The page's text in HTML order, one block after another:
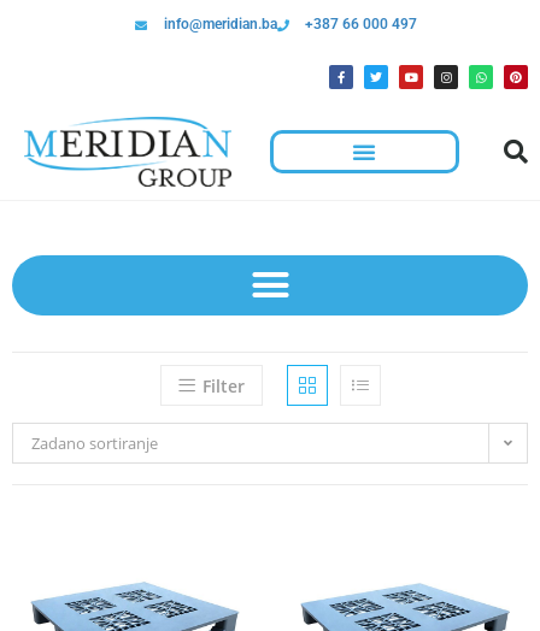
info@meridian.ba +387 66 000 497
Filter
Zadano sortiranje